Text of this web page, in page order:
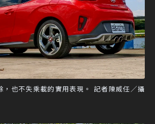
也不失乘載的實用表現。 記者陳威任／攝